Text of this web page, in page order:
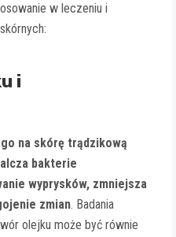
w leczeniu i
i
na skórę trądzikową
bakterie
wyprysków, zmniejsza
zmian. Badania
olejku może być równie